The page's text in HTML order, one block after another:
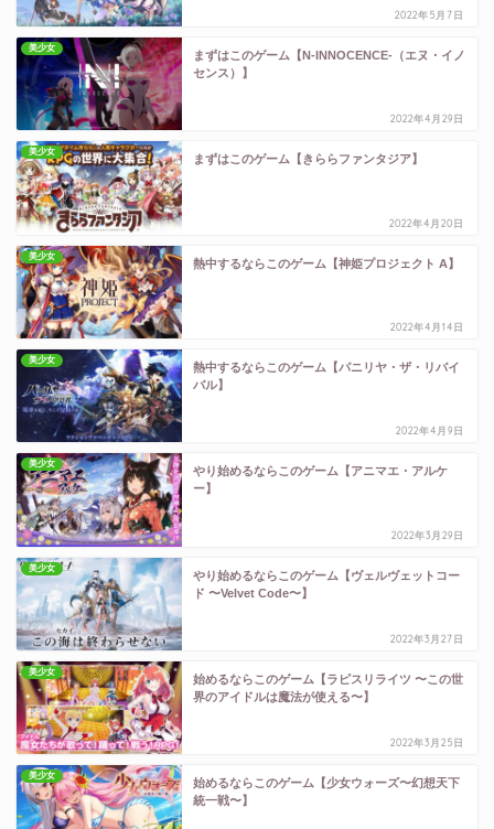
2022年5月7日
美少女
まずはこのゲーム【N-INNOCENCE-（エヌ・イノ
センス）】
2022年4月29日
美少女
まずはこのゲーム【きららファンタジア】
2022年4月20日
美少女
熱中するならこのゲーム【神姫プロジェクト A】
2022年4月14日
美少女
熱中するならこのゲーム【パニリヤ・ザ・リバイ
バル】
2022年4月9日
美少女
やり始めるならこのゲーム【アニマエ・アルケ
ー】
2022年3月29日
美少女
やり始めるならこのゲーム【ヴェルヴェットコー
ド 〜Velvet Code〜】
2022年3月27日
美少女
始めるならこのゲーム【ラピスリライツ 〜この世
界のアイドルは魔法が使える〜】
2022年3月25日
美少女
始めるならこのゲーム【少女ウォーズ〜幻想天下
統一戦〜】